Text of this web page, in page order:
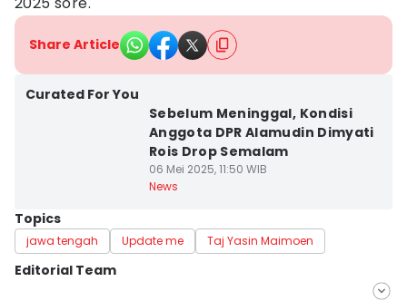
Share Article
Curated For You
Sebelum Meninggal, Kondisi
Anggota DPR Alamudin Dimyati
Rois Drop Semalam
06 Mei 2025, 11:50 WIB
News
Topics
jawa tengah Update me Taj Yasin Maimoen
Editorial Team